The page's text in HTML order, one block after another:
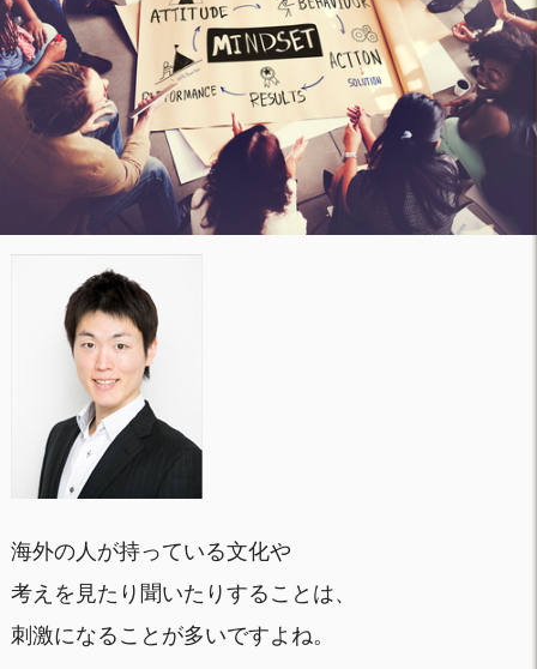
海外の人が持っている文化や
考えを見たり聞いたりすることは、
刺激になることが多いですよね。